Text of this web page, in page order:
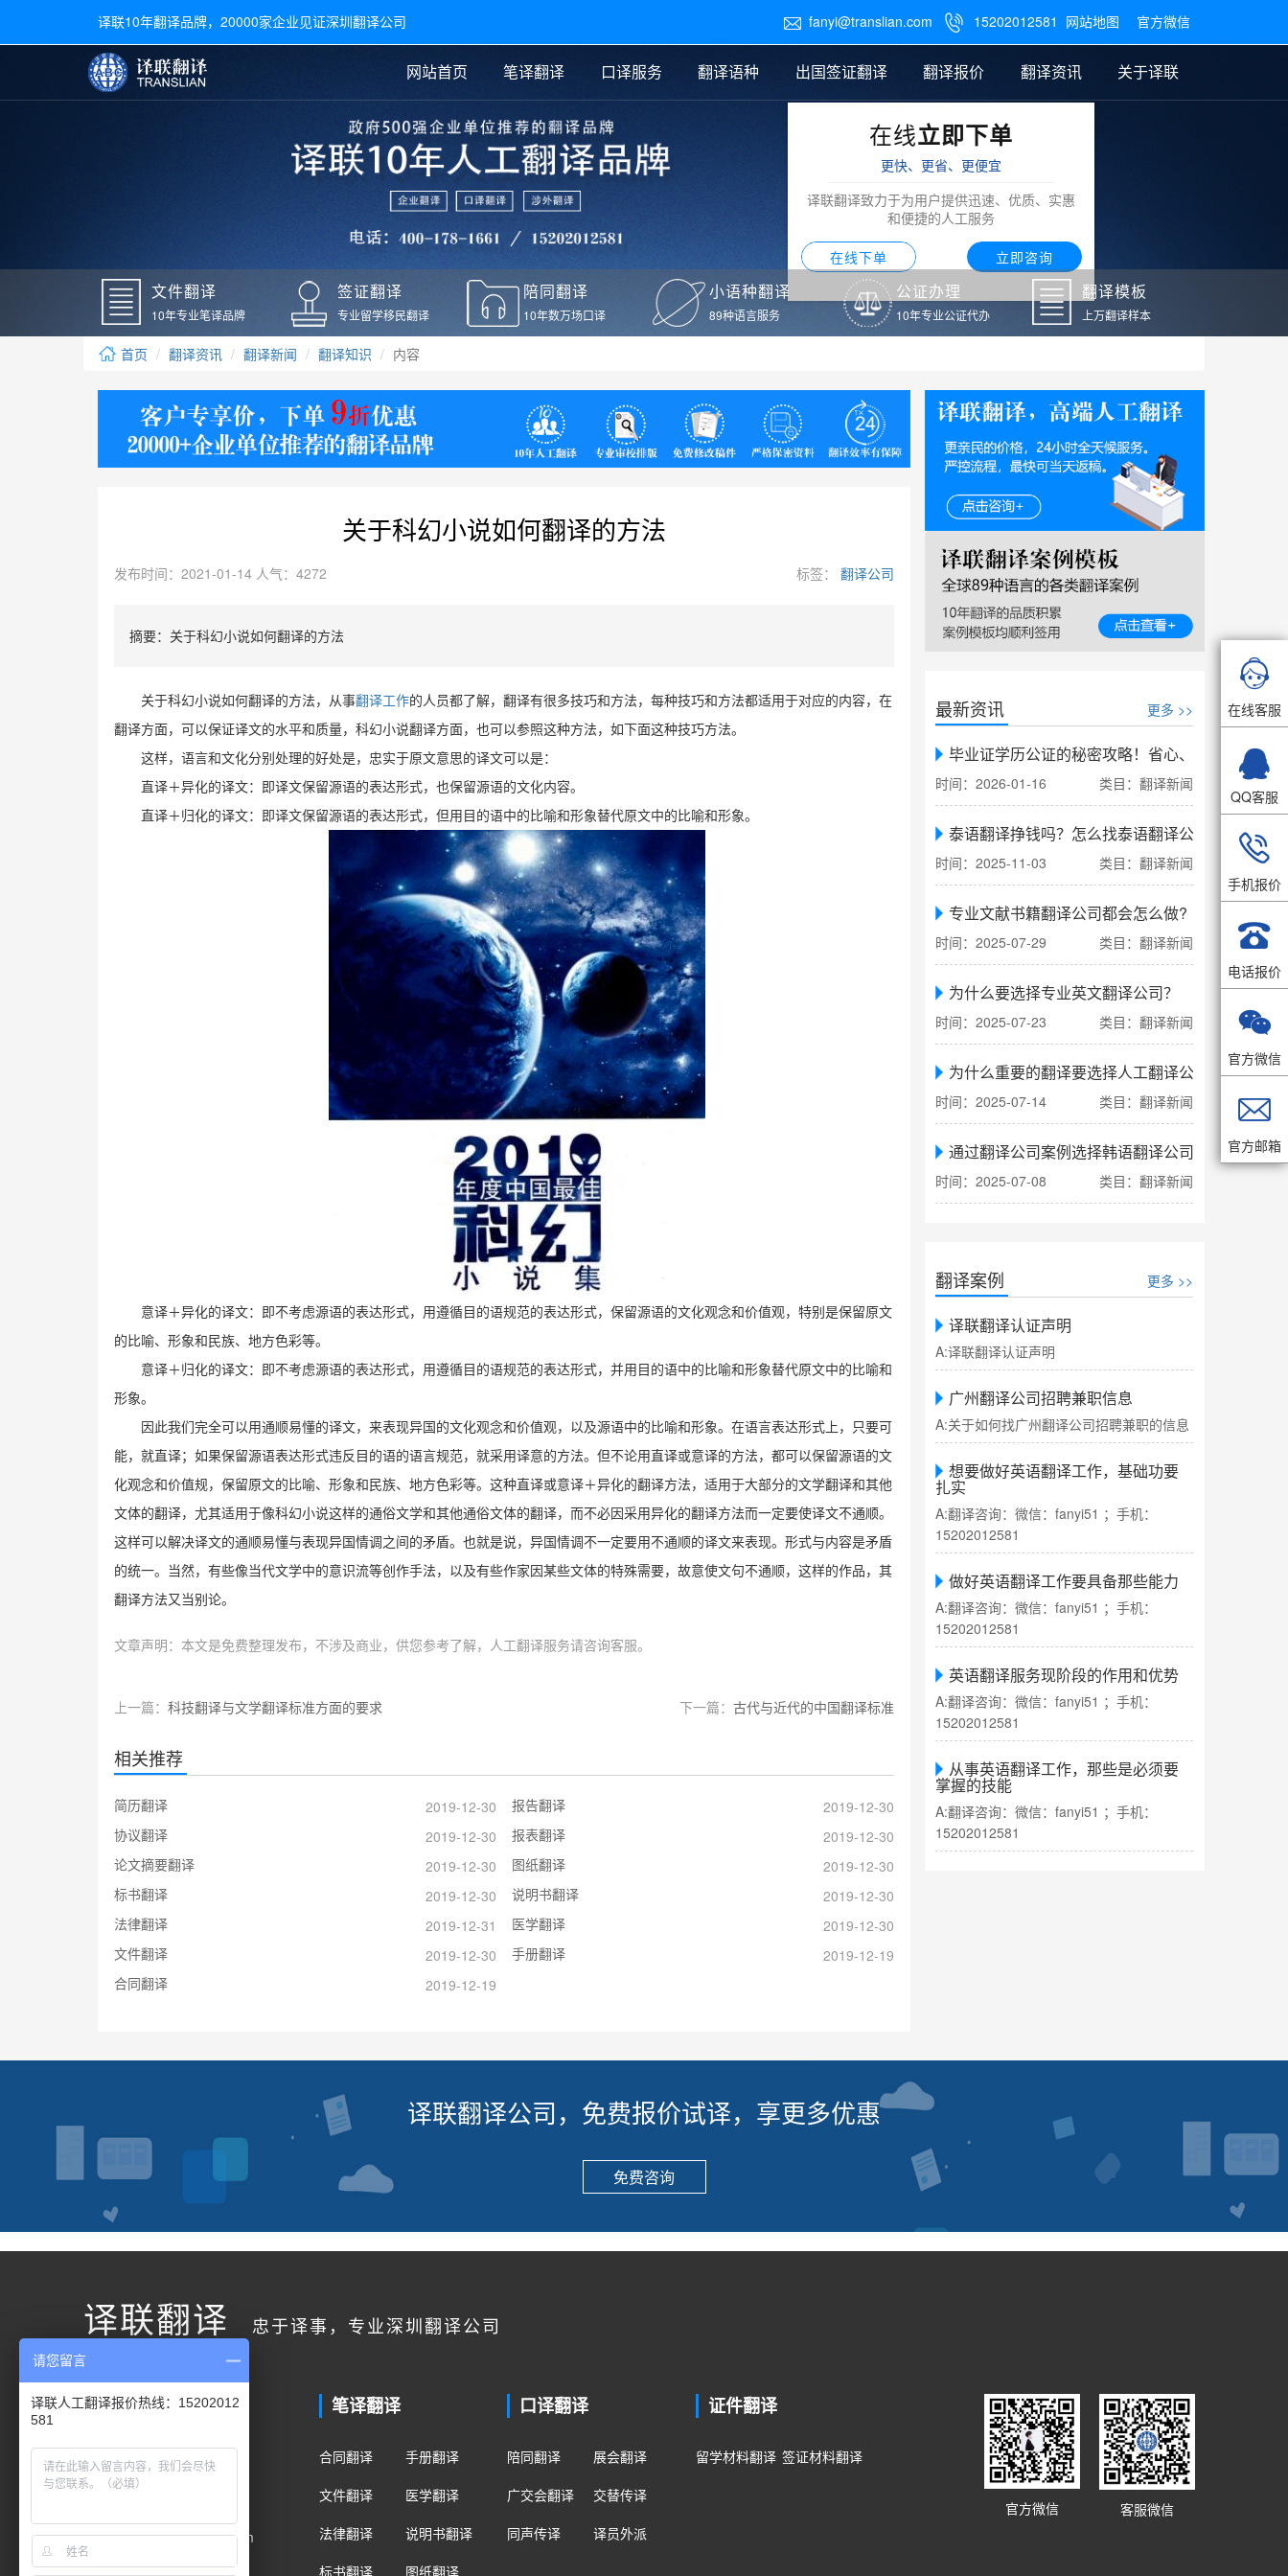
译联10年翻译品牌，20000家企业见证深圳翻译公司  fanyi@translian.com  15202012581 网站地图 官方微信
网站首页 笔译翻译
文件翻译 医学翻译 法律翻译 说明书翻译 图纸翻译
口译服务
广交会翻译 交替传译 同声传译
翻译语种
常用语种翻译
日语翻译
德语翻译
老挝语翻译 泰语翻译
葡萄牙语翻译
出国签证翻译
毕业证翻译
户口本翻译
学位证翻译
身份证翻译
签证材料翻译
银行流水翻译
驾照翻译
疫苗本翻译
新冠疫苗接种证明翻译
核酸检测报告翻译
核酸检测报告英文版翻
译
翻译报价
笔译翻译报价
证件翻译报价
翻译资讯
公证样本
签证翻译
口译新闻
翻译新闻
关于译联
在线立即下单
更快、更省、更便宜
译联翻译致力于为用户提供迅速、优质、实惠
和便捷的人工服务
在线下单 立即咨询
文件翻译
10年专业笔译品牌
签证翻译
专业留学移民翻译
陪同翻译
10年数万场口译
小语种翻译
89种语言服务
公证办理
10年专业公证代办
翻译模板
上万翻译样本
首页 翻译资讯 翻译新闻 翻译知识 内容
关于科幻小说如何翻译的方法
发布时间：2021-01-14 人气：4272 标签： 翻译公司
摘要：关于科幻小说如何翻译的方法
关于科幻小说如何翻译的方法，从事翻译工作的人员都了解，翻译有很多技巧和方法，每种技巧和方法都适用于对应的内容，在
翻译方面，可以保证译文的水平和质量，科幻小说翻译方面，也可以参照这种方法，如下面这种技巧方法。
这样，语言和文化分别处理的好处是，忠实于原文意思的译文可以是：
直译＋异化的译文：即译文保留源语的表达形式，也保留源语的文化内容。
直译＋归化的译文：即译文保留源语的表达形式，但用目的语中的比喻和形象替代原文中的比喻和形象。
意译＋异化的译文：即不考虑源语的表达形式，用遵循目的语规范的表达形式，保留源语的文化观念和价值观，特别是保留原文
的比喻、形象和民族、地方色彩等。
意译＋归化的译文：即不考虑源语的表达形式，用遵循目的语规范的表达形式，并用目的语中的比喻和形象替代原文中的比喻和
形象。
因此我们完全可以用通顺易懂的译文，来表现异国的文化观念和价值观，以及源语中的比喻和形象。在语言表达形式上，只要可
能，就直译；如果保留源语表达形式违反目的语的语言规范，就采用译意的方法。但不论用直译或意译的方法，都可以保留源语的文
化观念和价值规，保留原文的比喻、形象和民族、地方色彩等。这种直译或意译＋异化的翻译方法，适用于大部分的文学翻译和其他
文体的翻译，尤其适用于像科幻小说这样的通俗文学和其他通俗文体的翻译，而不必因采用异化的翻译方法而一定要使译文不通顺。
这样可以解决译文的通顺易懂与表现异国情调之间的矛盾。也就是说，异国情调不一定要用不通顺的译文来表现。形式与内容是矛盾
的统一。当然，有些像当代文学中的意识流等创作手法，以及有些作家因某些文体的特殊需要，故意使文句不通顺，这样的作品，其
翻译方法又当别论。
文章声明：本文是免费整理发布，不涉及商业，供您参考了解，人工翻译服务请咨询客服。
上一篇： 科技翻译与文学翻译标准方面的要求 下一篇： 古代与近代的中国翻译标准
相关推荐
简历翻译 2019-12-30 报告翻译
2019-12-30
协议翻译
2019-12-30 报表翻译
2019-12-30
论文摘要翻译
2019-12-30 图纸翻译
2019-12-30
标书翻译
2019-12-30 说明书翻译
2019-12-30
法律翻译
2019-12-31 医学翻译
2019-12-30
文件翻译
2019-12-30 手册翻译
2019-12-19
合同翻译
2019-12-19
最新资讯 更多 >>
毕业证学历公证的秘密攻略！省心、省力、省时
时间：2026-01-16 类目：翻译新闻
泰语翻译挣钱吗？怎么找泰语翻译公司翻译
时间：2025-11-03 类目：翻译新闻
专业文献书籍翻译公司都会怎么做?
时间：2025-07-29 类目：翻译新闻
为什么要选择专业英文翻译公司？
时间：2025-07-23 类目：翻译新闻
为什么重要的翻译要选择人工翻译公司
时间：2025-07-14 类目：翻译新闻
通过翻译公司案例选择韩语翻译公司
时间：2025-07-08 类目：翻译新闻
翻译案例 更多 >>
译联翻译认证声明
A:译联翻译认证声明
广州翻译公司招聘兼职信息
A:关于如何找广州翻译公司招聘兼职的信息
想要做好英语翻译工作，基础功要
扎实
A:翻译咨询：微信：fanyi51 ；手机：
15202012581
做好英语翻译工作要具备那些能力
A:翻译咨询：微信：fanyi51 ；手机：
15202012581
英语翻译服务现阶段的作用和优势
A:翻译咨询：微信：fanyi51 ；手机：
15202012581
从事英语翻译工作，那些是必须要
掌握的技能
A:翻译咨询：微信：fanyi51 ；手机：
15202012581
译联翻译公司，免费报价试译，享更多优惠
免费咨询
译联翻译 忠于译事，专业深圳翻译公司
联系我们
客户服务
400电话：400-178-1661
Email：fanyi@translian.com
笔译翻译
合同翻译
手册翻译
文件翻译
医学翻译
法律翻译
说明书翻译
标书翻译
图纸翻译
口译翻译
陪同翻译
展会翻译
广交会翻译
交替传译
同声传译
译员外派
证件翻译
留学材料翻译 签证材料翻译
客服微信
官方微信

在线客服

QQ客服

手机报价

电话报价

官方微信

官方邮箱
请您留言
译联人工翻译报价热线：15202012
581